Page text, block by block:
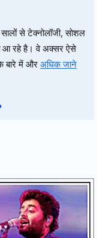
से टेक्नोलॉजी, सोशल
आ रहे है। वे अक्सर ऐसे
बारे में और अधिक जाने